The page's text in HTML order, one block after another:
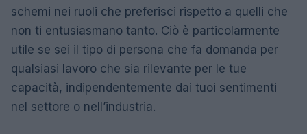
schemi nei ruoli che preferisci rispetto a quelli che
non ti entusiasmano tanto. Ciò è particolarmente
utile se sei il tipo di persona che fa domanda per
qualsiasi lavoro che sia rilevante per le tue
capacità, indipendentemente dai tuoi sentimenti
nel settore o nell’industria.